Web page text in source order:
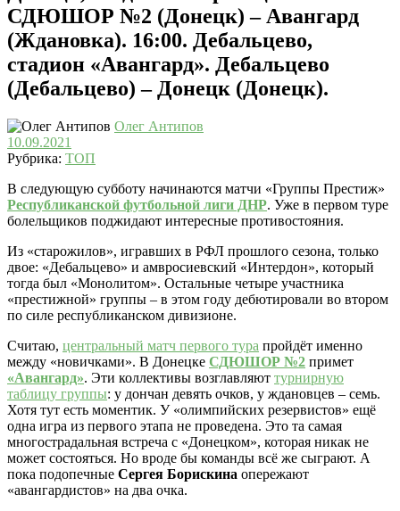
СДЮШОР №2 (Донецк) – Авангард
(Ждановка). 16:00. Дебальцево,
стадион «Авангард». Дебальцево
(Дебальцево) – Донецк (Донецк).
Олег Антипов
10.09.2021
Рубрика: ТОП
В следующую субботу начинаются матчи «Группы Престиж»
Республиканской футбольной лиги ДНР. Уже в первом туре
болельщиков поджидают интересные противостояния.
Из «старожилов», игравших в РФЛ прошлого сезона, только
двое: «Дебальцево» и амвросиевский «Интердон», который
тогда был «Монолитом». Остальные четыре участника
«престижной» группы – в этом году дебютировали во втором
по силе республиканском дивизионе.
Считаю, центральный матч первого тура пройдёт именно
между «новичками». В Донецке СДЮШОР №2 примет
«Авангард». Эти коллективы возглавляют турнирную
таблицу группы: у дончан девять очков, у ждановцев – семь.
Хотя тут есть моментик. У «олимпийских резервистов» ещё
одна игра из первого этапа не проведена. Это та самая
многострадальная встреча с «Донецком», которая никак не
может состояться. Но вроде бы команды всё же сыграют. А
пока подопечные Сергея Борискина опережают
«авангардистов» на два очка.